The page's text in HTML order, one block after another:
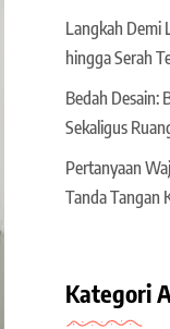
Langkah Demi
hingga Serah
Bedah Desain:
Sekaligus
Pertanyaan
Tanda Tangan
Kategori